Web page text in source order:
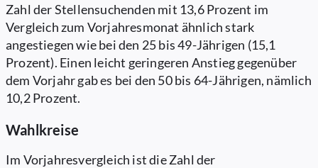
Zahl der Stellensuchenden mit 13,6 Prozent im
Vergleich zum Vorjahresmonat ähnlich stark
angestiegen wie bei den 25 bis 49-Jährigen (15,1
Prozent). Einen leicht geringeren Anstieg gegenüber
dem Vorjahr gab es bei den 50 bis 64-Jährigen, nämlich
10,2 Prozent.
Wahlkreise
Im Vorjahresvergleich ist die Zahl der